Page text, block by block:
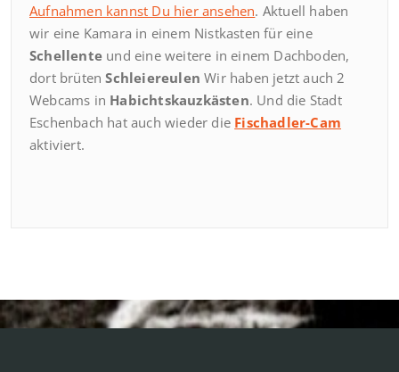
Aufnahmen kannst Du hier ansehen. Aktuell haben
wir eine Kamara in einem Nistkasten für eine
Schellente und eine weitere in einem Dachboden,
dort brütenSchleiereulen Wir haben jetzt auch 2
Webcams in Habichtskauzkästen. Und die Stadt
Eschenbach hat auch wieder die Fischadler-Cam
aktiviert.